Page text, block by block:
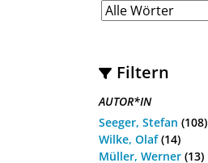
Filtern
AUTOR*IN
Seeger, Stefan (108)
Wilke, Olaf(14)
Müller, Werner (13)